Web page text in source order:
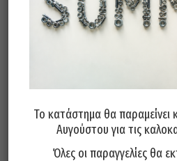
Λίμα FETEIRA Πορτογαλίας
Τρίγωνη Slim 5”
Το κατάστημα θα παραμείνει
Αυγούστου για τις
Όλες οι παραγγελίες θα